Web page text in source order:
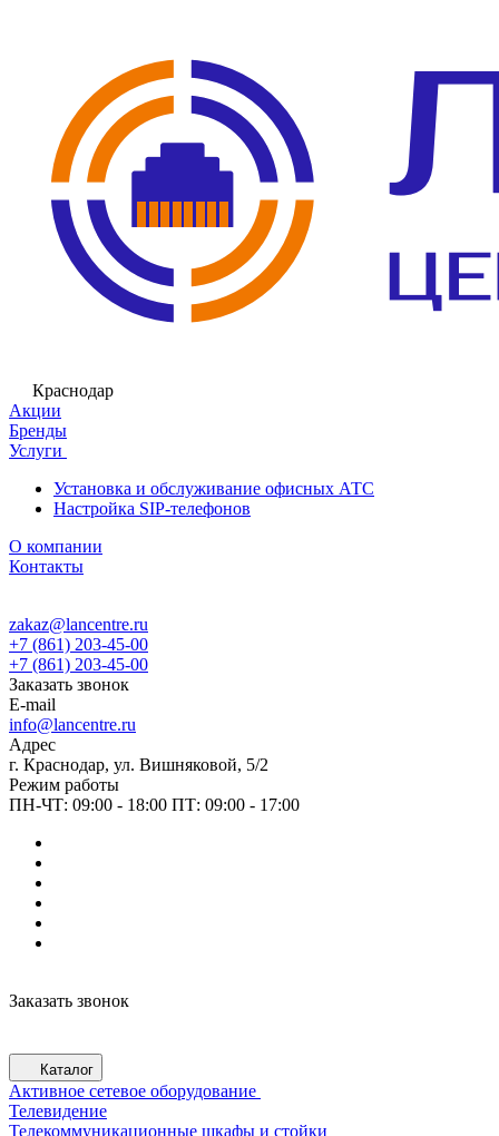
Краснодар
Акции
Бренды
Услуги
Установка и обслуживание офисных АТС
Настройка SIP-телефонов
О компании
Контакты
zakaz@lancentre.ru
+7 (861) 203-45-00
+7 (861) 203-45-00
Заказать звонок
E-mail
info@lancentre.ru
Адрес
г. Краснодар, ул. Вишняковой, 5/2
Режим работы
ПН-ЧТ: 09:00 - 18:00 ПТ: 09:00 - 17:00
Заказать звонок
Каталог
Активное сетевое оборудование
Телевидение
Телекоммуникационные шкафы и стойки